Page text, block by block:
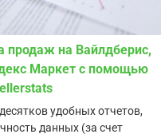
продаж на Вайлдберис,
Маркет с помощью
удобных отчетов,
данных (за счет